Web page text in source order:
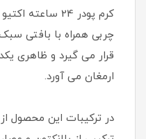
کرم پودر 24
چربی همراه با بافتی
قرار می گیرد و ظاهری
ارمغان می آورد.